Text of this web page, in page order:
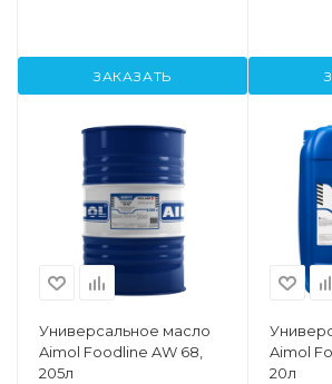
ЗАКАЗАТЬ
Универсальное масло
Aimol Foodline AW 68,
205л
Aimol
20л